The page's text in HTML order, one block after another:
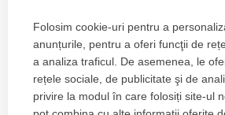
Folosim cookie-uri pentru a
anunțurile, pentru a oferi funcţii de
a analiza traficul. De asemenea, le
rețele sociale, de publicitate şi de
privire la modul în care folosiți site-ul